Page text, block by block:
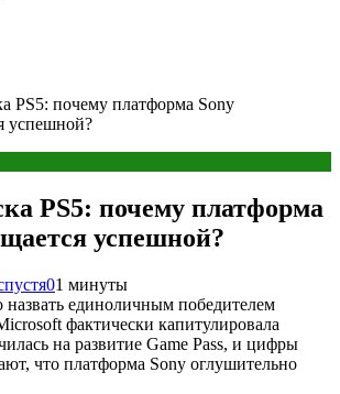
PS5: почему платформа Sony
успешной?
PS5: почему платформа
успешной?
01 минуты
единоличным победителем
фактически капитулировала
на развитие Game Pass, и цифры
что платформа Sony оглушительно